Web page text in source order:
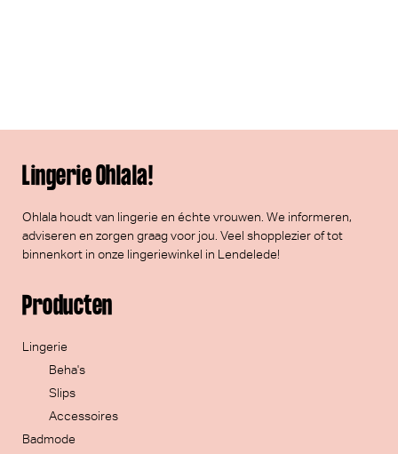
Lingerie Ohlala!
Ohlala houdt van lingerie en échte vrouwen. We informeren,
adviseren en zorgen graag voor jou. Veel shopplezierof tot
binnenkort in onze lingeriewinkel in Lendelede!
Producten
Lingerie
Beha's
Slips
Accessoires
Badmode